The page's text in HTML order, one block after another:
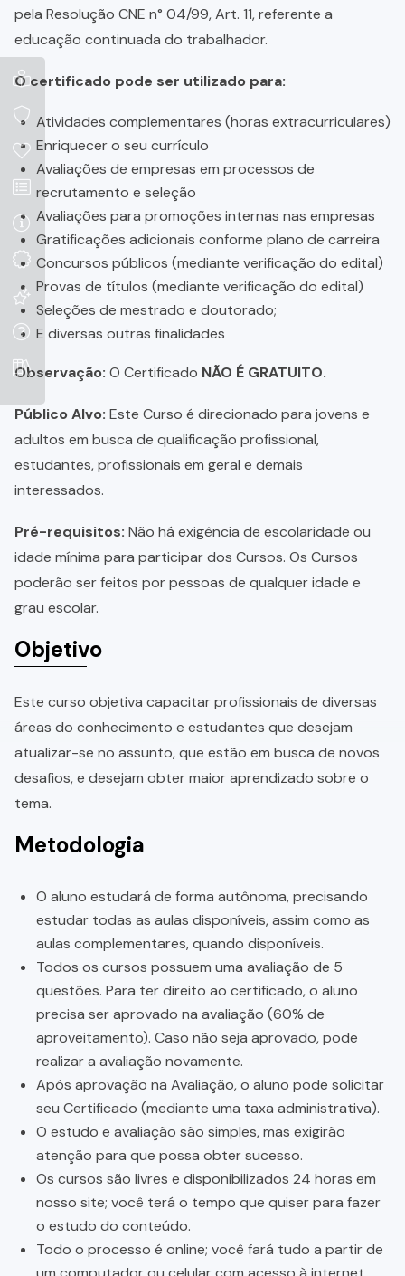
pela Resolução CNE n° 04/99, Art. 11, referente a
educação continuada do trabalhador.
O certificado pode ser utilizado para:
Atividades complementares (horas extracurriculares)
Enriquecer o seu currículo
Avaliações de empresas em processos de
recrutamento e seleção
Avaliações para promoções internas nas empresas
Gratificações adicionais conforme plano de carreira
Concursos públicos (mediante verificação do edital)
Provas de títulos (mediante verificação do edital)
Seleções de mestrado e doutorado;
E diversas outras finalidades
Observação: O Certificado NÃO É GRATUITO.
Público Alvo: Este Curso é direcionado para jovens e
adultos em busca de qualificação profissional,
estudantes, profissionais em geral e demais
interessados.
Pré-requisitos: Não há exigência de escolaridade ou
idade mínima para participar dos Cursos. Os Cursos
poderão ser feitos por pessoas de qualquer idade e
grau escolar.
Objetivo
Este curso objetiva capacitar profissionais de diversas
áreas do conhecimento e estudantes que desejam
atualizar-se no assunto, que estão em busca de novos
desafios, e desejam obter maior aprendizado sobre o
tema.
Metodologia
O aluno estudará de forma autônoma, precisando
estudar todas as aulas disponíveis, assim como as
aulas complementares, quando disponíveis.
Todos os cursos possuem uma avaliação de 5
questões. Para ter direito ao certificado, o aluno
precisa ser aprovado na avaliação (60% de
aproveitamento). Caso não seja aprovado, pode
realizar a avaliação novamente.
Após aprovação na Avaliação, o aluno pode solicitar
seu Certificado (mediante uma taxa administrativa).
O estudo e avaliação são simples, mas exigirão
atenção para que possa obter sucesso.
Os cursos são livres e disponibilizados 24 horas em
nosso site; você terá o tempo que quiser para fazer
o estudo do conteúdo.
Todo o processo é online; você fará tudo a partir de